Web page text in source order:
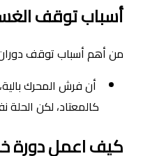
أسباب توقف
من أهم أسباب توقف
أن فرش المحرك
كالمعتاد، لكن
كيف اعمل دورة